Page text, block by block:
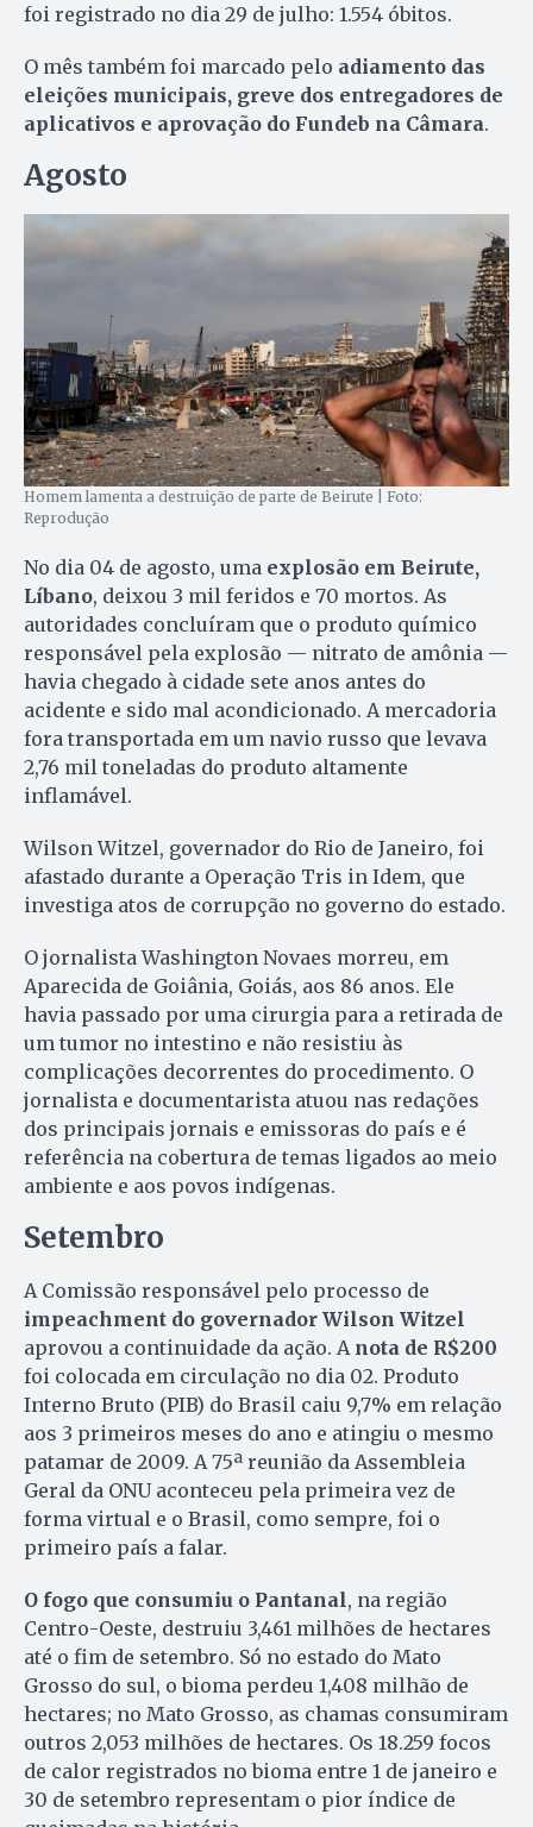
foi registrado no dia 29 de julho: 1.554 óbitos.
O mês também foi marcado pelo adiamento das
eleições municipais, greve dos entregadores de
aplicativos e aprovação do Fundeb na Câmara.
Agosto
Homem lamenta a destruição de parte de Beirute | Foto:
Reprodução
No dia 04 de agosto, uma explosão em Beirute,
Líbano, deixou 3 mil feridos e 70 mortos. As
autoridades concluíram que o produto químico
responsável pela explosão — nitrato de amônia —
havia chegado à cidade sete anos antes do
acidente e sido mal acondicionado. A mercadoria
fora transportada em um navio russo que levava
2,76 mil toneladas do produto altamente
inflamável.
Wilson Witzel, governador do Rio de Janeiro, foi
afastado durante a Operação Tris in Idem, que
investiga atos de corrupção no governo do estado.
O jornalista Washington Novaes morreu, em
Aparecida de Goiânia, Goiás, aos 86 anos. Ele
havia passado por uma cirurgia para a retirada de
um tumor no intestino e não resistiu às
complicações decorrentes do procedimento. O
jornalista e documentarista atuou nas redações
dos principais jornais e emissoras do país e é
referência na cobertura de temas ligados ao meio
ambiente e aos povos indígenas.
Setembro
A Comissão responsável pelo processo de
impeachment do governador Wilson Witzel
aprovou a continuidade da ação. A nota de R$200
foi colocada em circulação no dia 02. Produto
Interno Bruto (PIB) do Brasil caiu 9,7% em relação
aos 3 primeiros meses do ano e atingiu o mesmo
patamar de 2009. A 75ª reunião da Assembleia
Geral da ONU aconteceu pela primeira vez de
forma virtual e o Brasil, como sempre, foi o
primeiro país a falar.
O fogo que consumiu o Pantanal, na região
Centro-Oeste, destruiu 3,461 milhões de hectares
até o fim de setembro. Só no estado do Mato
Grosso do sul, o bioma perdeu 1,408 milhão de
hectares; no Mato Grosso, as chamas consumiram
outros 2,053 milhões de hectares. Os 18.259 focos
de calor registrados no bioma entre 1 de janeiro e
30 de setembro representam o pior índice de